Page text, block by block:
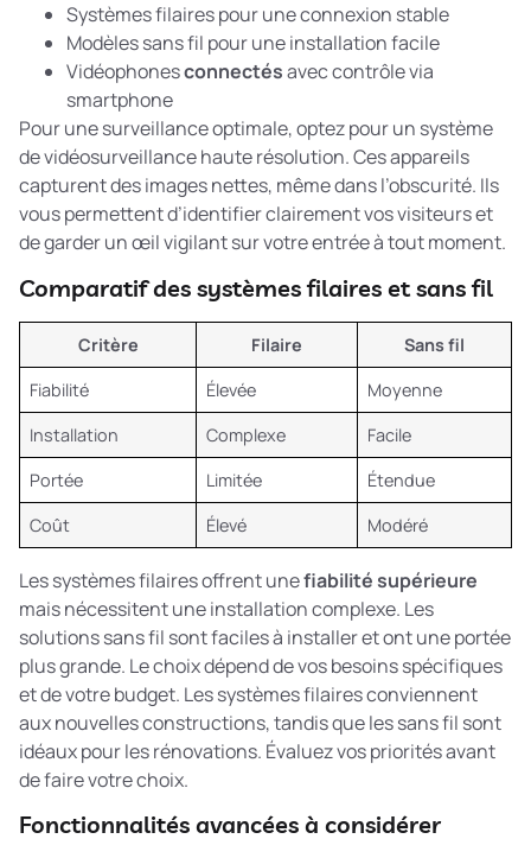
Systèmes filaires pour une connexion stable
Modèles sans fil pour une installation facile
Vidéophonesconnectésavec contrôle via
smartphone
Pour une surveillance optimale, optez pour un système
de vidéosurveillance haute résolution. Ces appareils
capturent des images nettes, même dans l’obscurité. Ils
vous permettent d’identifier clairement vos visiteurs et
de garder un œil vigilant sur votre entrée à tout moment.
Comparatif des systèmes filaires et sans fil
Critère Filaire
Sans fil
Fiabilité
Élevée
Moyenne
Installation
Complexe
Facile
Portée
Limitée
Étendue
Coût
Élevé Modéré
Les systèmes filaires offrent unefiabilité supérieure
mais nécessitent une installation complexe. Les
solutions sans fil sont faciles à installer et ont une portée
plus grande. Le choix dépend de vos besoins spécifiques
et de votre budget. Les systèmes filaires conviennent
aux nouvelles constructions, tandis que les sans fil sont
idéaux pour les rénovations. Évaluez vos priorités avant
de faire votre choix.
Fonctionnalités avancées à considérer